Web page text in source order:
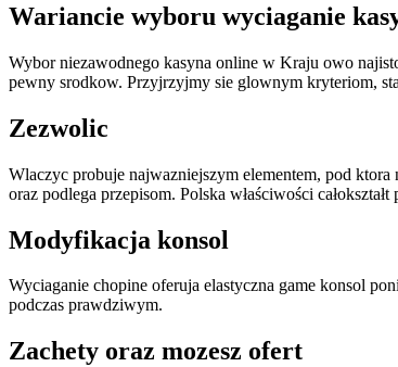
Wariancie wyboru wyciaganie
Wybor niezawodnego kasyna online w Kraju owo
pewny srodkow. Przyjrzyjmy sie glownym kryteriom,
Zezwolic
Wlaczyc probuje najwazniejszym elementem, pod
oraz podlega przepisom. Polska właściwości
Modyfikacja konsol
Wyciaganie chopine oferuja elastyczna game konsol
podczas prawdziwym.
Zachety oraz mozesz ofert